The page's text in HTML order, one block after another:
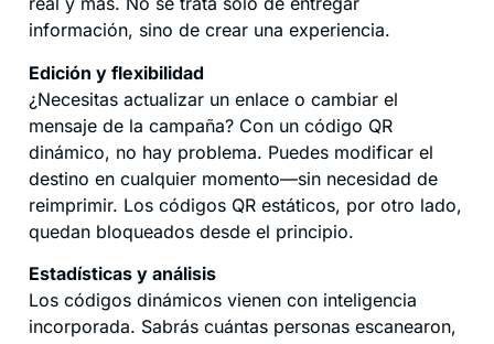
información, sino de crear una experiencia.
Edición y flexibilidad
¿Necesitas actualizar un enlace o cambiar el
mensaje de la campaña? Con un código QR
dinámico, no hay problema. Puedes modificar el
destino en cualquier momento—sin necesidad de
reimprimir. Los códigos QR estáticos, por otro lado,
quedan bloqueados desde el principio.
Estadísticas y análisis
Los códigos dinámicos vienen con inteligencia
incorporada. Sabrás cuántas personas escanearon,